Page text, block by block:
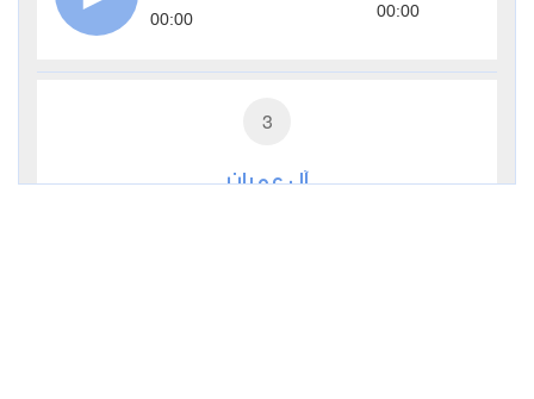
00:00 00:00
3
آل عمران